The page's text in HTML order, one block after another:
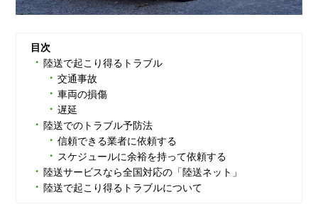
目次
陸送で起こり得るトラブル
交通事故
車両の損傷
遅延
陸送でのトラブル予防法
信頼できる業者に依頼する
スケジュールに余裕を持って依頼する
陸送サービスなら全国対応の「陸送ネット」
陸送で起こり得るトラブルについて